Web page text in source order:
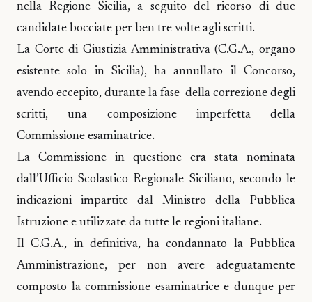
nella Regione Sicilia, a seguito del ricorso di due
candidate bocciate per ben tre volte agli scritti.
La Corte di Giustizia Amministrativa (C.G.A., organo
esistente solo in Sicilia), ha annullato il Concorso,
avendo eccepito, durante la fase della correzione degli
scritti, una composizione imperfetta della
Commissione esaminatrice.
La Commissione in questione era stata nominata
dall’Ufficio Scolastico Regionale Siciliano, secondo le
indicazioni impartite dal Ministro della Pubblica
Istruzione e utilizzate da tutte le regioni italiane.
Il C.G.A., in definitiva, ha condannato la Pubblica
Amministrazione, per non avere adeguatamente
composto la commissione esaminatrice e dunque per